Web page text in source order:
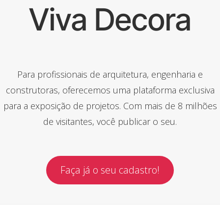
Viva Decora
Para profissionais de arquitetura, engenharia e
construtoras, oferecemos uma plataforma exclusiva
para a exposição de projetos. Com mais de 8 milhões
de visitantes, você publicar o seu.
Faça já o seu cadastro!